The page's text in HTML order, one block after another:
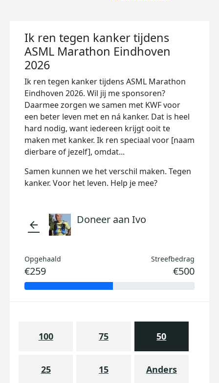
Ik ren tegen kanker tijdens
ASML Marathon Eindhoven
2026
Ik ren tegen kanker tijdens ASML Marathon
Eindhoven 2026. Wil jij me sponsoren?
Daarmee zorgen we samen met KWF voor
een beter leven met en ná kanker. Dat is heel
hard nodig, want iedereen krijgt ooit te
maken met kanker. Ik ren speciaal voor [naam
dierbare of jezelf], omdat...
Samen kunnen we het verschil maken. Tegen
kanker. Voor het leven. Help je mee?
arrow_back Doneer aan Ivo
Opgehaald
€259
Streefbedrag
€500
100 75 50
25 15 Anders